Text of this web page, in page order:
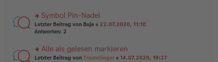
tr
a
g
e
n
er
tr
a
n
g
el
e
n
rs
te
n
g
Symbol Pin-Nadel
Letzter Beitrag von BuJa « 22.07.2020, 11:10
Antworten: 2
rs
Alle als gelesen markieren
Letzter Beitrag von Traumfänger « 14.07.2020, 19:27